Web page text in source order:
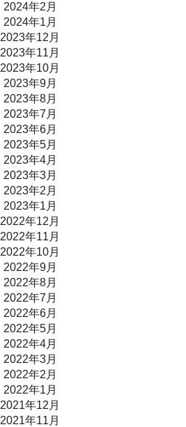
2024年2月
2024年1月
2023年12月
2023年11月
2023年10月
2023年9月
2023年8月
2023年7月
2023年6月
2023年5月
2023年4月
2023年3月
2023年2月
2023年1月
2022年12月
2022年11月
2022年10月
2022年9月
2022年8月
2022年7月
2022年6月
2022年5月
2022年4月
2022年3月
2022年2月
2022年1月
2021年12月
2021年11月